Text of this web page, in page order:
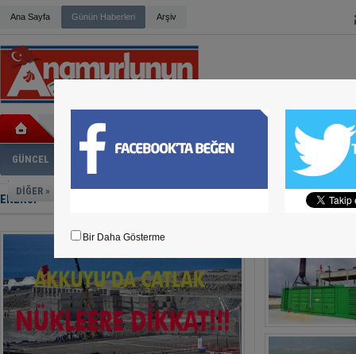
Ana Sayfa Günün Haberleri Arşiv
MERSİN İL BAŞKANI CENGİZ GÖKÇEL OLDU
ABANOZ YOLUNDA KAZA
BELEDİYE BAŞKANI DENİZ CHP DEN İSTİFA ETTİ
BÜYÜK YÖRÜK BULUŞMASI GERÇEKLEŞTİ
ANAMUR’DA WAFFLE’IN ADRESİ: BONNIE WAFFLE
BÜYÜK YÖRÜK BULUŞMASI SİZİ BEKLİYOR
HASAN UFUK ÇAKIR ANAMUR'DA
ANAMUR'DA HAZIR BETONA TEPKİ BÜYÜYOR
ANAMUR SANAYİ SİTESİNDEKİ TEHLİKE
ADD KONSERİNE YOĞUN İLGİ
ADD'DEN YAZA MERHABA KONSERİ
GÜNCEL ADLİ HABER
DİĞER »
ENERJİ
Bir Daha Gösterme